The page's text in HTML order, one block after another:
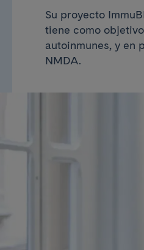
Su proyecto
tiene como
autoinmunes, y en
NMDA.